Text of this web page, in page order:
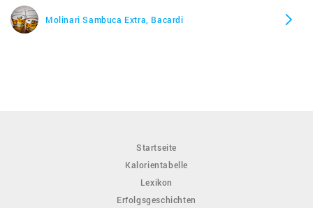
Molinari Sambuca Extra, Bacardi
Startseite
Kalorientabelle
Lexikon
Erfolgsgeschichten